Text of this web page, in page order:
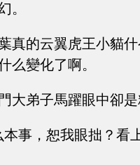
。
真的云翼虎王小貓
么變化了啊。
大弟子馬躍眼中卻
本事，恕我眼拙？看